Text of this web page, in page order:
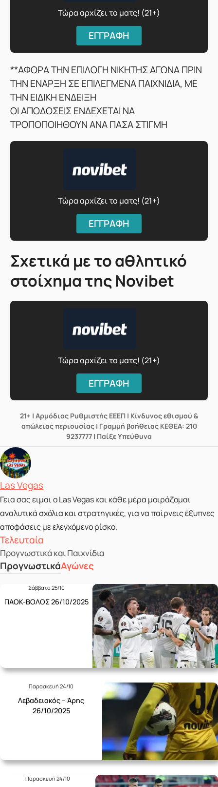
Τελευταία
Προγνωστικά και Παιχνίδια
ΠρογνωστικάΑγώνες
Σάββατο 25/10
ΠΑΟΚ-ΒΟΛΟΣ 26/10/2025
Παρασκευή 24/10
Λεβαδειακός – Άρης
26/10/2025
Παρασκευή 24/10
Τώρα αρχίζει το ματς! (21+)
ΕΓΓΡΑΦΗ
**ΑΦΟΡΑ ΤΗΝ ΕΠΙΛΟΓΗ ΝΙΚΗΤΗΣ ΑΓΩΝΑ ΠΡΙΝ
ΤΗΝ ΕΝΑΡΞΗ ΣΕ ΕΠΙΛΕΓΜΕΝΑ ΠΑΙΧΝΙΔΙΑ, ΜΕ
ΤΗΝ ΕΙΔΙΚΗ ΕΝΔΕΙΞΗ
ΟΙ ΑΠΟΔΟΣΕΙΣ ΕΝΔΕΧΕΤΑΙ ΝΑ
ΤΡΟΠΟΠΟΙΗΘΟΥΝ ΑΝΑ ΠΑΣΑ ΣΤΙΓΜΗ
Τώρα αρχίζει το ματς! (21+)
ΕΓΓΡΑΦΗ
Σχετικά με το αθλητικό
στοίχημα της Novibet
Τώρα αρχίζει το ματς! (21+)
ΕΓΓΡΑΦΗ
21+ | Αρμόδιος Ρυθμιστής ΕΕΕΠ | Κίνδυνος εθισμού &
απώλειας περιουσίας | Γραμμή βοήθειας ΚΕΘΕΑ: 210
9237777 | Παίξε Υπεύθυνα
Posted by
Las Vegas
Γεια σας ειμαι ο Las Vegas και κάθε μέρα μοιράζομαι
αναλυτικά σχόλια και στρατηγικές, για να παίρνεις έξυπνες
αποφάσεις με ελεγχόμενο ρίσκο.